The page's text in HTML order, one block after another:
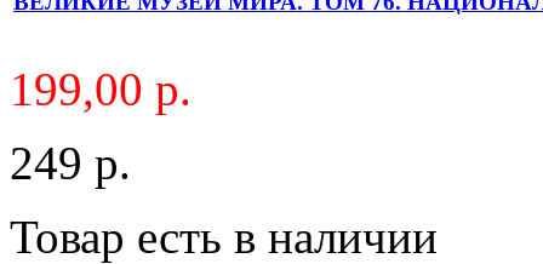
199,00 р.
249 р.
Товар есть в наличии